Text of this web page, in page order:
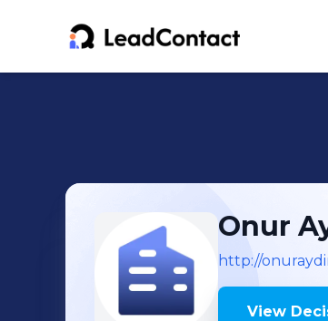
Onur
http://
View